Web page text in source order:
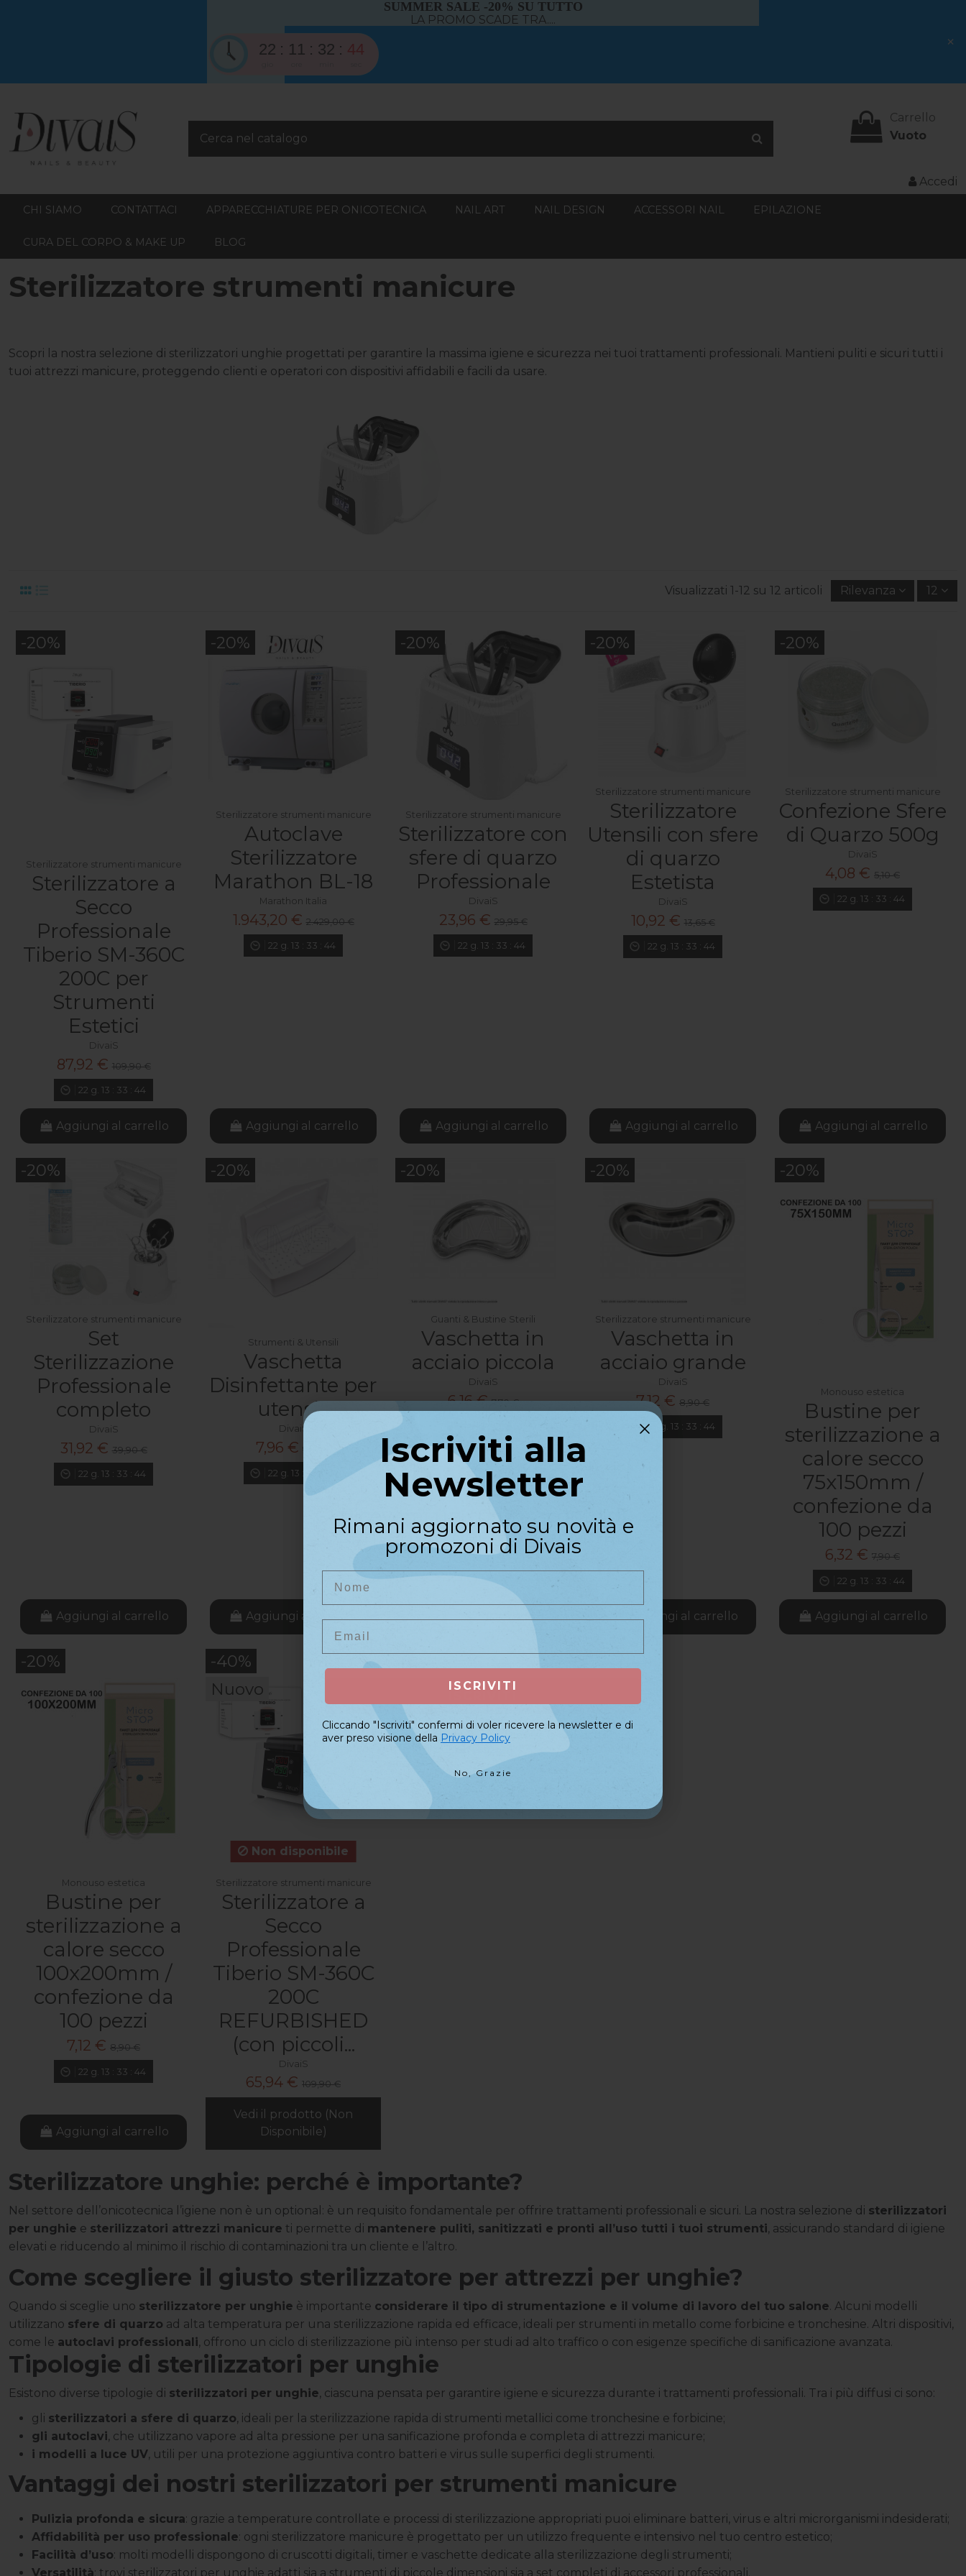
SUMMER SALE -20% SU TUTTO
LA PROMO SCADE TRA....
22 11 32 42 ×
Carrello
Vuoto
Accedi
CHI SIAMO CONTATTACI APPARECCHIATURE PER ONICOTECNICA NAIL ART NAIL DESIGN ACCESSORI NAIL EPILAZIONE
CURA DEL CORPO & MAKE UP BLOG
Sterilizzatore strumenti manicure
Scopri la nostra selezione di sterilizzatori unghie progettati per garantire la massima igiene e sicurezza nei tuoi trattamenti professionali. Mantieni puliti e sicuri tutti i
tuoi attrezzi manicure, proteggendo clienti e operatori con dispositivi affidabili e facili da usare.
Visualizzati 1-12 su 12 articoli Rilevanza 12
-20%
Sterilizzatore strumenti manicure
Sterilizzatore a
Secco
Professionale
Tiberio SM-360C
200C per
Strumenti
Estetici
DivaiS
87,92 € 109,90 €
22 g. 13 : 33 :42
Aggiungi al carrello
-20%
Sterilizzatore strumenti manicure
Autoclave
Sterilizzatore
Marathon BL-18
Marathon Italia
1.943,20 € 2.429,00 €
22 g. 13 : 33 :42
Aggiungi al carrello
-20%
Sterilizzatore strumenti manicure
Sterilizzatore con
sfere di quarzo
Professionale
DivaiS
23,96 € 29,95 €
22 g. 13 : 33 :42
Aggiungi al carrello
-20%
Sterilizzatore strumenti manicure
Sterilizzatore
Utensili con sfere
di quarzo
Estetista
DivaiS
10,92 € 13,65 €
22 g. 13 : 33 :42
Aggiungi al carrello
-20%
Sterilizzatore strumenti manicure
Confezione Sfere
di Quarzo 500g
DivaiS
4,08 € 5,10 €
22 g. 13 : 33 :42
Aggiungi al carrello
-20%
Sterilizzatore strumenti manicure
Set
Sterilizzazione
Professionale
completo
DivaiS
31,92 € 39,90 €
22 g. 13 : 33 :42
Aggiungi al carrello
-20%
Strumenti & Utensili
Vaschetta
Disinfettante per
utensili
DivaiS
7,96 € 9,95 €
22 g. 13 33
Aggiungi al carrello
-20%
Guanti & Bustine Sterili
Vaschetta in
acciaio piccola
DivaiS
6,16 €7,70 €
Aggiungi al carrello
-20%
Sterilizzatore strumenti manicure
Vaschetta in
acciaio grande
DivaiS
7,12 € 8,90 €
22 g. 13 : 33 :42
Aggiungi al carrello
-20%
Monouso estetica
Bustine per
sterilizzazione a
calore secco
75x150mm /
confezione da
100 pezzi
6,32 € 7,90 €
22 g. 13 : 33 :42
Aggiungi al carrello
-20%
Monouso estetica
Bustine per
sterilizzazione a
calore secco
100x200mm /
confezione da
100 pezzi
7,12 € 8,90 €
22 g. 13 : 33 :42
Aggiungi al carrello
-40%
Nuovo
Non disponibile
Sterilizzatore strumenti manicure
Sterilizzatore a
Secco
Professionale
Tiberio SM-360C
200C
REFURBISHED
(con piccoli...
DivaiS
65,94 € 109,90 €
Vedi il prodotto (Non
Disponibile)
Sterilizzatore unghie: perché è importante?
Nel settore dell’onicotecnica l’igiene non è un optional: è un requisito fondamentale per offrire trattamenti professionali e sicuri. La nostra selezione di sterilizzatori
per unghie e sterilizzatori attrezzi manicure ti permette di mantenere puliti, sanitizzati e pronti all’uso tutti i tuoi strumenti , assicurando standard di igiene
elevati e riducendo al minimo il rischio di contaminazioni tra un cliente e l’altro.
Come scegliere il giusto sterilizzatore per attrezzi per unghie?
Quando si sceglie uno sterilizzatore per unghie è importante considerare il tipo di strumentazione e il volume di lavoro del tuo salone. Alcuni modelli
utilizzano sfere di quarzo ad alta temperatura per una sterilizzazione rapida ed efficace, ideali per strumenti in metallo come forbicine e tronchesine. Altri dispositivi,
come le autoclavi professionali, offrono un ciclo di sterilizzazione più intenso per studi ad alto traffico o con esigenze specifiche di sanificazione avanzata.
Tipologie di sterilizzatori per unghie
Esistono diverse tipologie di sterilizzatori per unghie, ciascuna pensata per garantire igiene e sicurezza durante i trattamenti professionali. Tra i più diffusi ci sono:
gli sterilizzatori a sfere di quarzo, ideali per la sterilizzazione rapida di strumenti metallici come tronchesine e forbicine;
gli autoclavi, che utilizzano vapore ad alta pressione per una sanificazione profonda e completa di attrezzi manicure;
i modelli a luce UV, utili per una protezione aggiuntiva contro batteri e virus sulle superfici degli strumenti.
Vantaggi dei nostri sterilizzatori per strumenti manicure
Pulizia profonda e sicura: grazie a temperature controllate e processi di sterilizzazione appropriati puoi eliminare batteri, virus e altri microrganismi indesiderati;
Affidabilità per uso professionale: ogni sterilizzatore manicure è progettato per un utilizzo frequente e intensivo nel tuo centro estetico;
Facilità d’uso: molti modelli dispongono di cruscotti digitali, timer e vaschette dedicate alla sterilizzazione degli strumenti;
Versatilità: trovi sterilizzatori per unghie adatti sia a strumenti di piccole dimensioni sia a set completi di accessori professionali.
Iscriviti alla
Newsletter
Riceverai un codice sconto di
benvenuto del10%sul primo
acquisto
Nome
Email
Cliccando "Iscriviti" confermi di voler ricevere la newsletter e di
aver preso visione della
Privacy Policy
Iscriviti alla
Newsletter
Rimani aggiornato su novità e
promozoni di Divais
Nome
ISCRIVITI
Cliccando "Iscriviti" confermi di voler ricevere la newsletter e di
aver preso visione della Privacy Policy
No, Grazie